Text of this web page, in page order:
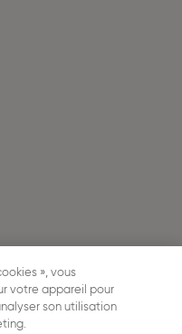
», vous
votre appareil pour
son utilisation